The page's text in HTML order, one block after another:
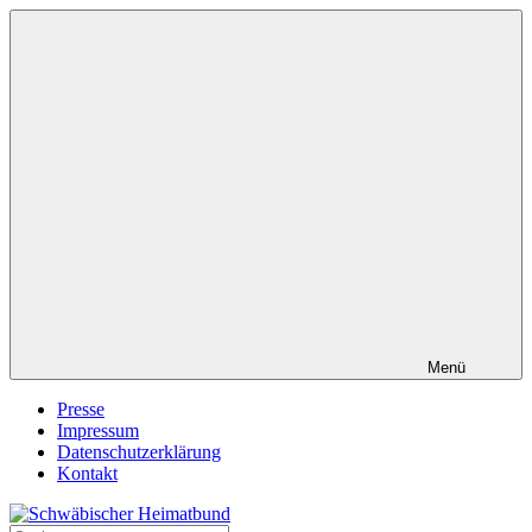
Zum
Menü
Presse
Impressum
Datenschutzerklärung
Kontakt